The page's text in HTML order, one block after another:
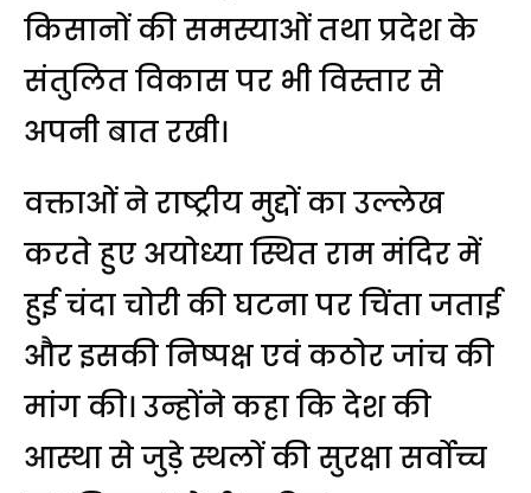
किसानों की समस्याओं तथा प्रदेश के
संतुलित विकास पर भी विस्तार से
अपनी बात रखी।
वक्ताओं ने राष्ट्रीय मुद्दों का उल्लेख
करते हुए अयोध्या स्थित राम मंदिर में
हुई चंदा चोरी की घटना पर चिंता जताई
और इसकी निष्पक्ष एवं कठोर जांच की
मांग की। उन्होंने कहा कि देश की
आस्था से जुड़े स्थलों की सुरक्षा सर्वोच्च